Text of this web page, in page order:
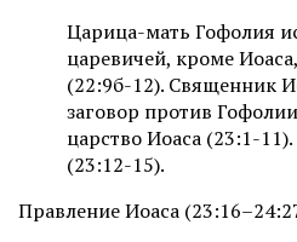
Царица-мать Гофолия
царевичей, кроме
(22:9б-12). Священник
заговор против
царство Иоаса (23:1-
(23:12-15).
Правление Иоаса